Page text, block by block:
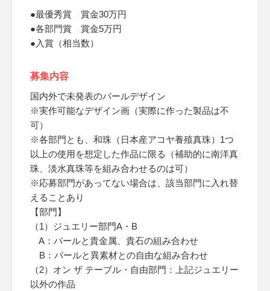
●最優秀賞 賞金30万円
●各部門賞 賞金5万円
●入賞（相当数）
募集内容
国内外で未発表のパールデザイン
※実作可能なデザイン画（実際に作った製品は不
可）
※各部門とも、和珠（日本産アコヤ養殖真珠）1つ
以上の使用を想定した作品に限る（補助的に南洋真
珠、淡水真珠等を組み合わせるのは可）
※応募部門があってない場合は、該当部門に入れ替
えることあり
【部門】
（1）ジュエリー部門A・B
A：パールと貴金属、貴石の組み合わせ
B：パールと異素材との自由な組み合わせ
（2）オン ザ テーブル・自由部門：上記ジュエリー
以外の作品